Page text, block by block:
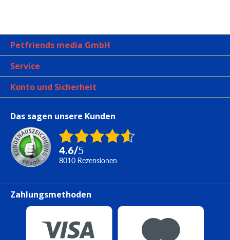
Petfriends media GmbH
Service
Konto und Sicherheit
Das sagen unsere Kunden
4.6/5
8010 Rezensionen
Zahlungsmethoden